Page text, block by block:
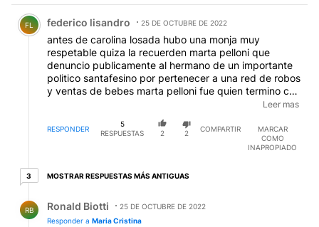
Comentario de federico lisandro.
FL federico lisandro 25 DE OCTUBRE DE 2022
antes de carolina losada hubo una monja muy
respetable quiza la recuerden marta pelloni que
denuncio publicamente al hermano de un importante
politico santafesino por pertenecer a una red de robos
y ventas de bebes marta pelloni fue quien termino con
el clan saadi en catamarca luego de la muerte de
maria soledad morales. asi que no se si carolina
tendra razon o no pero no seria raro
Leer mas
RESPONDER
5
RESPUESTAS
2 2
COMPARTIR
MARCAR
COMO
INAPROPIADO
33 respuestas más antiguas
MOSTRAR RESPUESTAS MÁS ANTIGUAS
RB Ronald Biotti
25 DE OCTUBRE DE 2022
Responder a Maria Cristina